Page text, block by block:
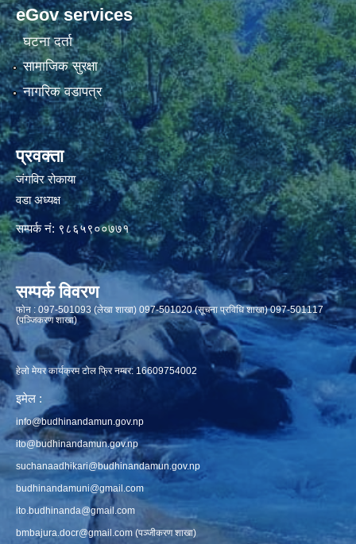
eGov services
घटना दर्ता
सामाजिक सुरक्षा
नागरिक वडापत्र
प्रवक्ता
जंगविर रोकाया
वडा अध्यक्ष
सम्पर्क नं: ९८६५९००७७१
सम्पर्क विवरण
फाेन : 097-501093 (लेखा शाखा) 097-501020 (सूचना प्रविधि शाखा) 097-501117
(पञ्जिकरण शाखा)
हेलो मेयर कार्यक्रम टोल फ्रि नम्बर: 16609754002
इमेल :
info@budhinandamun.gov.np
ito@budhinandamun.gov.np
suchanaadhikari@budhinandamun.gov.np
budhinandamuni@gmail.com
ito.budhinanda@gmail.com
bmbajura.docr@gmail.com (पञ्जीकरण शाखा)